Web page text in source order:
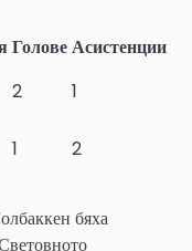
ГоловеАсистенции
2
1
1 2
бяха